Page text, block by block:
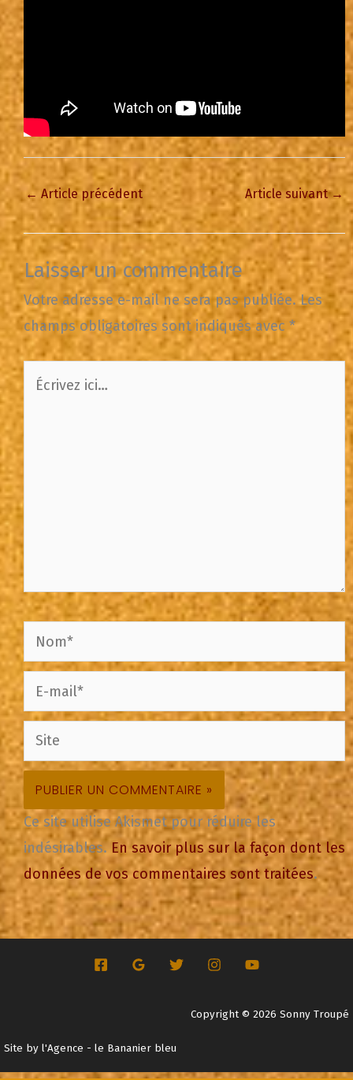
← Article précédent Article suivant→
Laisser un commentaire
Votre adresse e-mail ne sera pas publiée. Les
champs obligatoires sont indiqués avec *
Écrivez
Nom*
mail*
Site
Ce site utilise Akismet pour réduire les
indésirables. En savoir plus sur la façon dont les
données de vos commentaires sont traitées.
Copyright © 2026 Sonny Troupé
Site by l'Agence - le Bananier bleu